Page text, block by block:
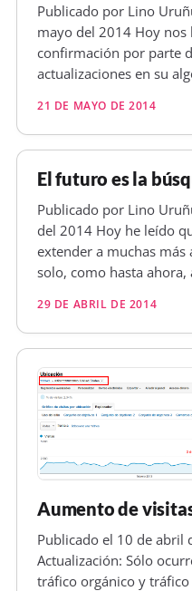
Publicado por Lino
mayo del 2014 Hoy nos
confirmación por parte
actualizaciones en su
búsquedas suelen ser
ganar dinero" y cosas
21 DE MAYO DE 2014
El futuro es la
Publicado por Lino
del 2014 Hoy he leído
extender a muchas más
solo, como hasta ahora,
sobremesa). En la
en vez de escribién…
29 DE ABRIL DE 2014
Aumento de
Publicado el 10 de abril
Actualización: Sólo
tráfico orgánico y